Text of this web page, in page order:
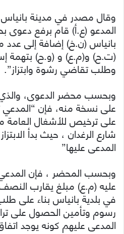
وقال مصدر في مدينة بانياس
المدعو (ع.أ) قام برفع
بانياس (ن.خ) إضافة إلى
(ت.ح) و(م.ع) و (و.ح) بتهمة
وطلب تقاضي رشوة وابتزاز”.
وبحسب محضر الدعوى،
على نسخة منه، فإن
على ترخيص للأشغال العامة
شارع الرغدان ، حيث بدأ
المدعى عليها”
وبحسب المحضر ، فإن
عليه (م.ع) مبلغ يقارب
في بلدية بانياس بناء على
رسوم وتأمين الحصول على
المدعى عليهم كونه يوجد